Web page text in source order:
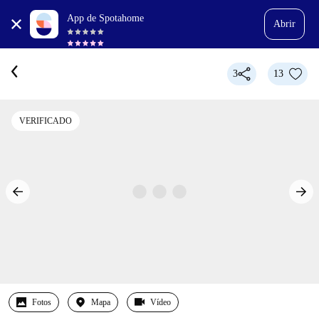
App de Spotahome
Abrir
3 13
VERIFICADO
Fotos Mapa Vídeo